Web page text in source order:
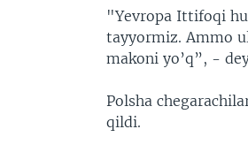
"Yevropa Ittifoqi
tayyormiz. Ammo
makoni yo’q”, -
Polsha
qildi.